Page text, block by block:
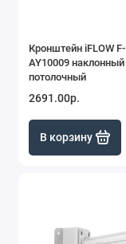
Кронштейн iFLOW F-
AY10009 наклонный
потолочный
2691.00р.
В корзину